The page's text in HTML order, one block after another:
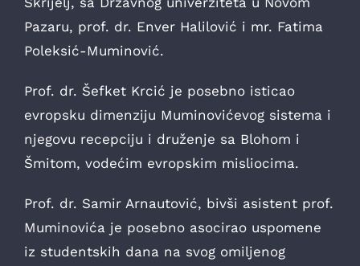
Pazaru, prof. dr. Enver Halilović i mr. Fatima
Poleksić-Muminović.
Prof. dr. Šefket Krcić je posebno isticao
evropsku dimenziju Muminovićevog sistema i
njegovu recepciju i druženje sa Blohom i
Šmitom, vodećim evropskim misliocima.
Prof. dr. Samir Arnautović, bivši asistent prof.
Muminovića je posebno asocirao uspomene
iz studentskih dana na svog omiljenog